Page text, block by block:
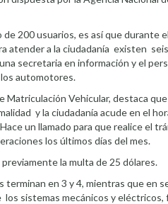
200 usuarios, es así que durante
atender a la ciudadanía existen seis
secretaria en información y el
los automotores.
Vehicular, destaca
y la ciudadanía acude en el
un llamado para que realice el
los últimos días del mes.
la multa de 25 dólares.
en 3 y 4, mientras que en
sistemas mecánicos y eléctricos,